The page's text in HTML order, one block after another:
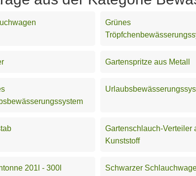
Grünes
Gartenspritze aus Metall
Gartenschlauch-Verteiler
Kunststoff
201l - 300l Schwarzer